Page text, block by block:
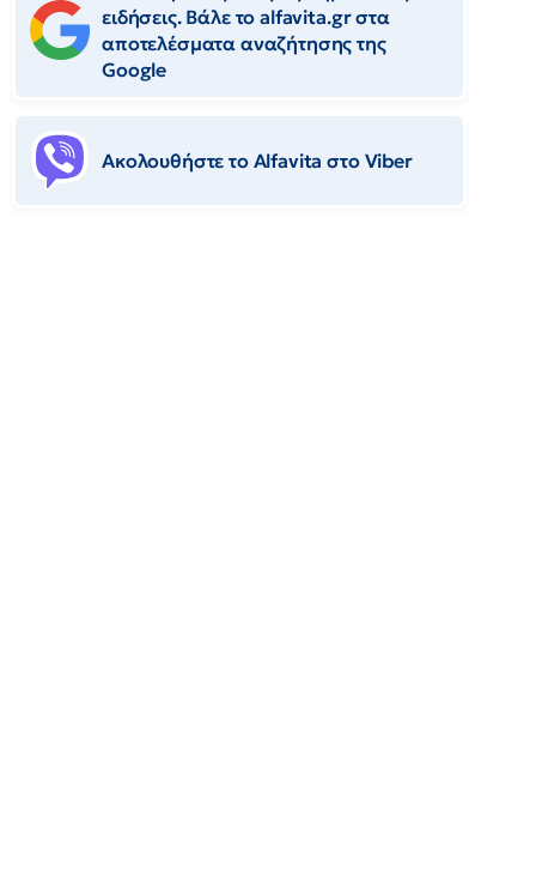
ειδήσεις. Βάλε το alfavita.gr στα
αποτελέσματα αναζήτησης της
Google
Ακολουθήστε το Αlfavita στο Viber